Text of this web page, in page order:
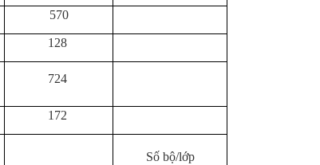
570
128
724
172
Số bộ/lớp